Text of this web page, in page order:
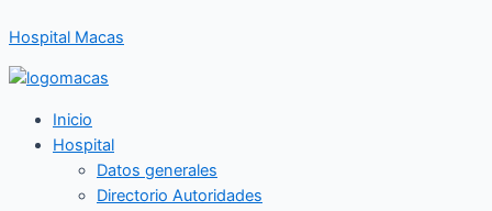
al
contenido
Hospital Macas
Inicio
Hospital
Datos generales
Directorio Autoridades